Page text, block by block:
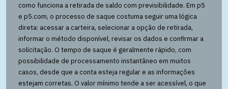
como funciona a retirada de saldo com previsibilidade. Em p5
e p5.com, o processo de saque costuma seguir uma lógica
direta: acessar a carteira, selecionar a opção de retirada,
informar o método disponível, revisar os dados e confirmar a
solicitação. O tempo de saque é geralmente rápido, com
possibilidade de processamento instantâneo em muitos
casos, desde que a conta esteja regular e as informações
estejam corretas. O valor mínimo tende a ser acessível, o que